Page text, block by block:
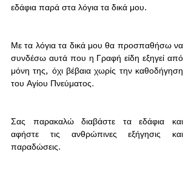
εδάφια παρά στα λόγια τα δικά μου.
Με τα λόγια τα δικά μου θα προσπαθήσω να
συνδέσω αυτά που η Γραφή είδη εξηγεί από
μόνη της, όχι βέβαια χωρίς την καθοδήγηση
του Αγίου Πνεύματος.
Σας παρακαλώ διαβάστε τα εδάφια και
αφήστε τις ανθρώπινες εξήγησις και
παραδώσεις.